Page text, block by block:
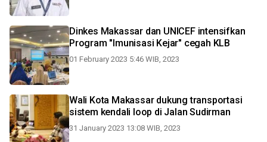
Dinkes Makassar dan UNICEF intensifkan
Program "Imunisasi Kejar" cegah KLB
01 February 2023 5:46 WIB, 2023
Wali Kota Makassar dukung transportasi
sistem kendali loop di Jalan Sudirman
31 January 2023 13:08 WIB, 2023